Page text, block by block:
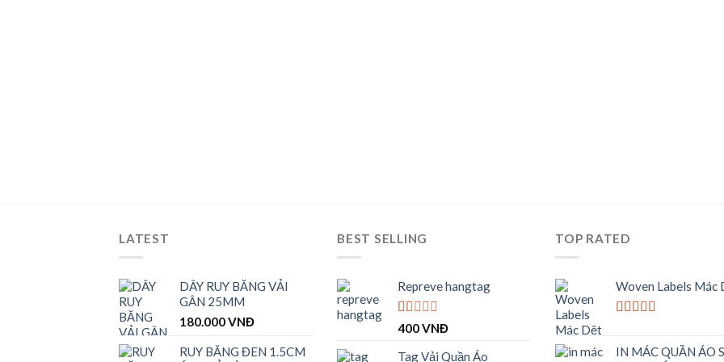
LATEST
DÂY RUY BĂNG VẢI
GÂN 25MM
180.000VNĐ
RUY BĂNG ĐEN 1.5CM
BEST SELLING
Repreve hangtag
Được
hạng
400VNĐ
Tag Vải Quần Áo
TOP RATED
Woven Labels Mác
sao
IN MÁC QUẦN ÁO